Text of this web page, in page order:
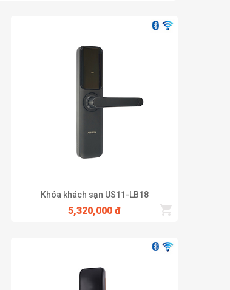
Khóa khách sạn US11-LB18
5,320,000 đ
homestay và ngược lại.
với khách sạn mà US12-LB7B còn phù
cua khach san cao cấp mà bất cứ khách